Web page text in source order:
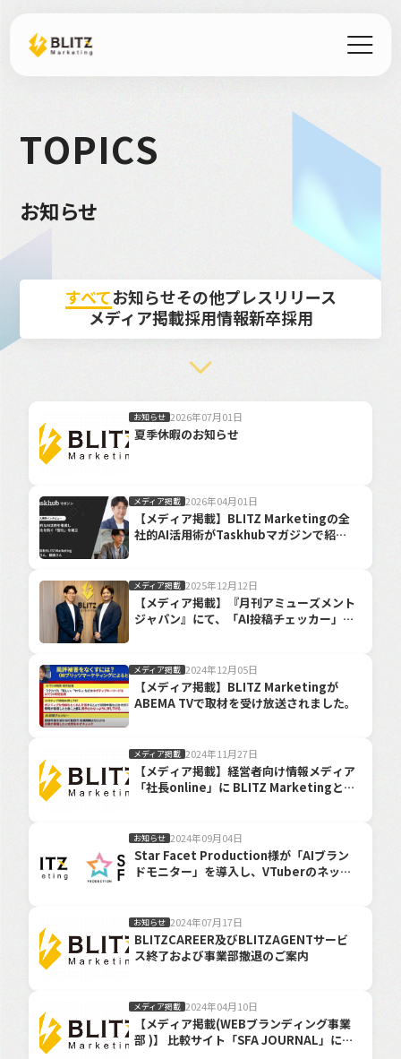
TOPICS
お知らせ
すべてお知らせその他プレスリリース
メディア掲載採用情報新卒採用
お知らせ 2026年07月01日
夏季休暇のお知らせ
メディア掲載 2026年04月01日
【メディア掲載】BLITZ Marketingの全
社的AI活用術がTaskhubマガジンで紹介
メディア掲載 2025年12月12日
【メディア掲載】『月刊アミューズメント
ジャパン』にて、「AI投稿チェッカー」の
メディア掲載 2024年12月05日
【メディア掲載】BLITZ Marketingが
ABEMA TVで取材を受け放送されました。
メディア掲載 2024年11月27日
【メディア掲載】経営者向け情報メディア
「社長online」に BLITZ Marketingと誹
お知らせ 2024年09月04日
Star Facet Production様が「AIブラン
ドモニター」を導入し、VTuberのネット
お知らせ 2024年07月17日
BLITZCAREER及びBLITZAGENTサービ
ス終了および事業部撤退のご案内
メディア掲載 2024年04月10日
【メディア掲載(WEBブランディング事業
部 )】 比較サイト「SFA JOURNAL」に